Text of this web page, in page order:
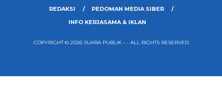
REDAKSI
PEDOMAN MEDIA SIBER
INFO KERJASAMA & IKLAN
COPYRIGHT © 2026 SUARA PUBLIK – - ALL RIGHTS RESERVED